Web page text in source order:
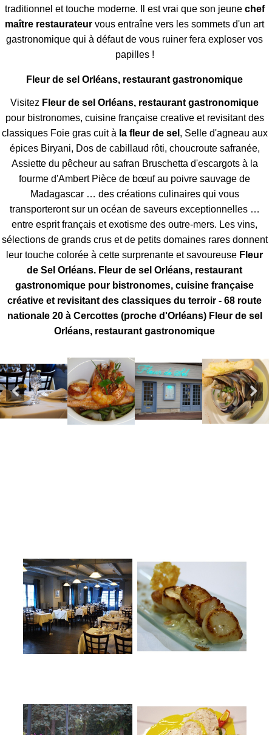
traditionnel et touche moderne. Il est vrai que son jeunechef
maître restaurateur vous entraîne vers les sommets d'un art
gastronomique qui à défaut de vous ruiner fera exploser vos
papilles !
Fleur de sel Orléans, restaurant gastronomique
Visitez Fleur de sel Orléans, restaurant gastronomique
pour bistronomes, cuisine française creative et revisitant des
classiques Foie gras cuit à la fleur de sel , Selle d'agneau aux
épices Biryani, Dos de cabillaud rôti, choucroute safranée,
Assiette du pêcheur au safran Bruschetta d'escargots à la
fourme d'Ambert Pièce de bœuf au poivre sauvage de
Madagascar … des créations culinaires qui vous
transporteront sur un océan de saveurs exceptionnelles …
entre esprit français et exotisme des outre-mers. Les vins,
sélections de grands crus et de petits domaines rares donnent
leur touche colorée à cette surprenante et savoureuse Fleur
de Sel Orléans. Fleur de sel Orléans, restaurant
gastronomique pour bistronomes, cuisine française
créative et revisitant des classiques du terroir - 68 route
nationale 20 à Cercottes (proche d'Orléans) Fleur de sel
Orléans, restaurant gastronomique